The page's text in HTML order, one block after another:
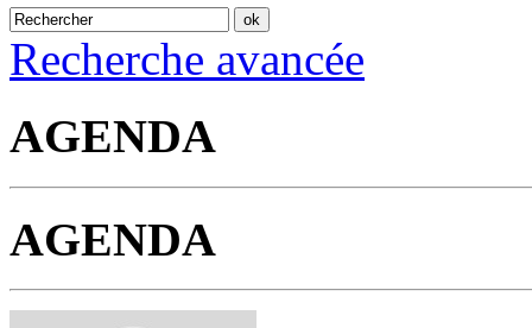
Recherche avancée
AGENDA
AGENDA